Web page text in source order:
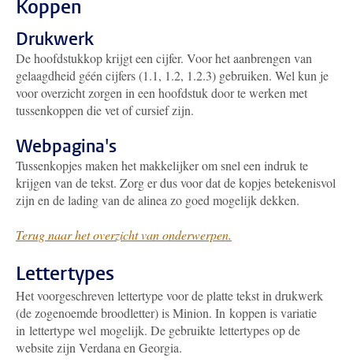
Koppen
Drukwerk
De hoofdstukkop krijgt een cijfer. Voor het aanbrengen van
gelaagdheid géén cijfers (1.1, 1.2, 1.2.3) gebruiken. Wel kun je
voor overzicht zorgen in een hoofdstuk door te werken met
tussenkoppen die vet of cursief zijn.
Webpagina's
Tussenkopjes maken het makkelijker om snel een indruk te
krijgen van de tekst. Zorg er dus voor dat de kopjes betekenisvol
zijn en de lading van de alinea zo goed mogelijk dekken.
Terug naar het overzicht van onderwerpen.
Lettertypes
Het voorgeschreven lettertype voor de platte tekst in drukwerk
(de zogenoemde broodletter) is Minion. In koppen is variatie
in lettertype wel mogelijk. De gebruikte lettertypes op de
website zijn Verdana en Georgia.